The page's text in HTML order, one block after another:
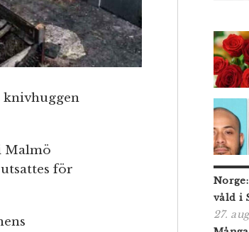
knivhuggen
Malmö
för
våld i
27.